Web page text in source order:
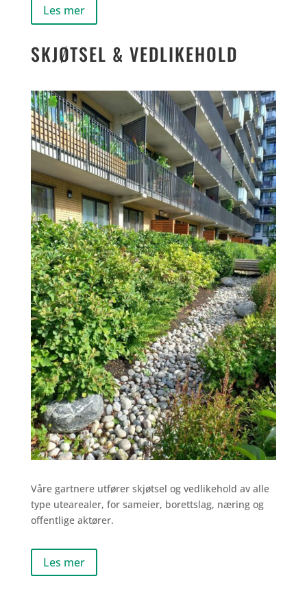
Les mer
SKJØTSEL & VEDLIKEHOLD
Våre gartnere utfører skjøtsel og vedlikehold av alle
type utearealer, for sameier, borettslag, næring og
offentlige aktører.
Les mer